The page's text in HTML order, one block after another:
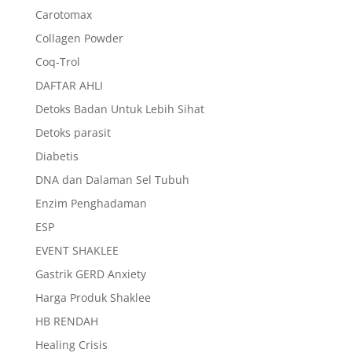
Carotomax
Collagen Powder
Coq-Trol
DAFTAR AHLI
Detoks Badan Untuk Lebih Sihat
Detoks parasit
Diabetis
DNA dan Dalaman Sel Tubuh
Enzim Penghadaman
ESP
EVENT SHAKLEE
Gastrik GERD Anxiety
Harga Produk Shaklee
HB RENDAH
Healing Crisis